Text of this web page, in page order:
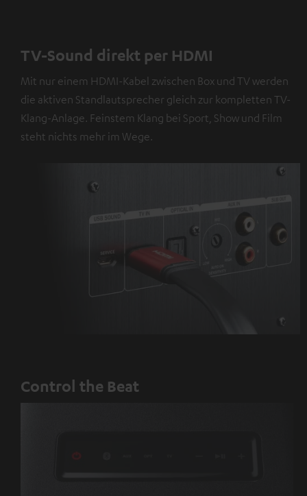
TV-Sound direkt per HDMI
Mit nur einem HDMI-Kabel zwischen Box und TV werden
die aktiven Standlautsprecher gleich zur kompletten TV-
Klang-Anlage. Feinstem Klang bei Sport, Show und Film
steht nichts mehr im Wege.
Control the Beat